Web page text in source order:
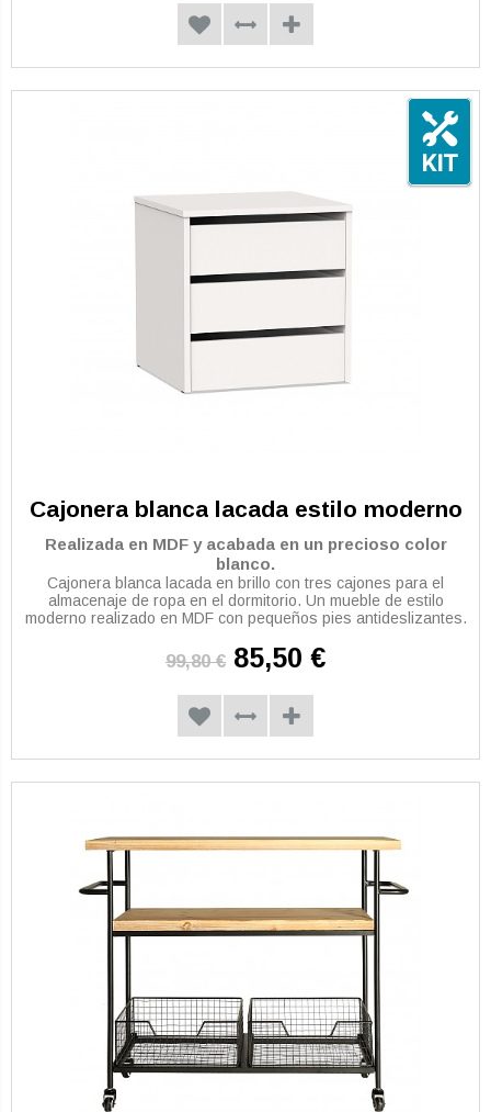
Cajonera blanca lacada estilo moderno
Realizada en MDF y acabada en un precioso color
blanco.
Cajonera blanca lacada en brillo con tres cajones para el
almacenaje de ropa en el dormitorio. Un mueble de estilo
moderno realizado en MDF con pequeños pies antideslizantes.
99,80 € 85,50 €